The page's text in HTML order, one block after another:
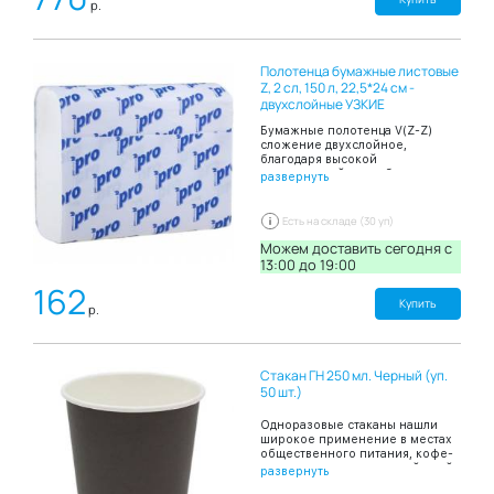
простыни для защиты
биологических жидкостей,
для гигиеничного и
комфортного проведения
процедур. Упаковка в форме
рулона удобна в применении и
хранении. Цвет: белый. Размер:
80х200 см. В рулоне: 100
простыней. разделены
перфорацией.
р.
Полотенца бумажные листовые
Z, 2 сл, 150 л, 22,5*24 см -
двухслойные УЗКИЕ
Бумажные полотенца V(Z-Z)
сложение двухслойное,
благодаря высокой
впитывающей способности
эффективно и быстро
листов.
развернуть
Есть на складе (30 уп)
Можем доставить сегодня c
13:00 до 19:00
162 р. Купить
Стакан ГН 250 мл. Черный (уп.
50 шт.)
Одноразовые стаканы нашли
широкое применение в местах
общественного питания, кофе-
шопов, киосков с уличной едой,
развернуть